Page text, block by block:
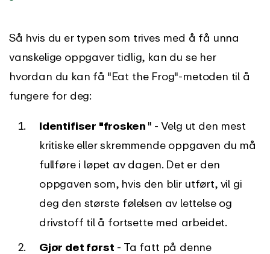
Så hvis du er typen som trives med å få unna
vanskelige oppgaver tidlig, kan du se her
hvordan du kan få "Eat the Frog"-metoden til å
fungere for deg:
Identifiser "frosken " - Velg ut den mest
kritiske eller skremmende oppgaven du må
fullføre i løpet av dagen. Det er den
oppgaven som, hvis den blir utført, vil gi
deg den største følelsen av lettelse og
drivstoff til å fortsette med arbeidet.
Gjør det først - Ta fatt på denne